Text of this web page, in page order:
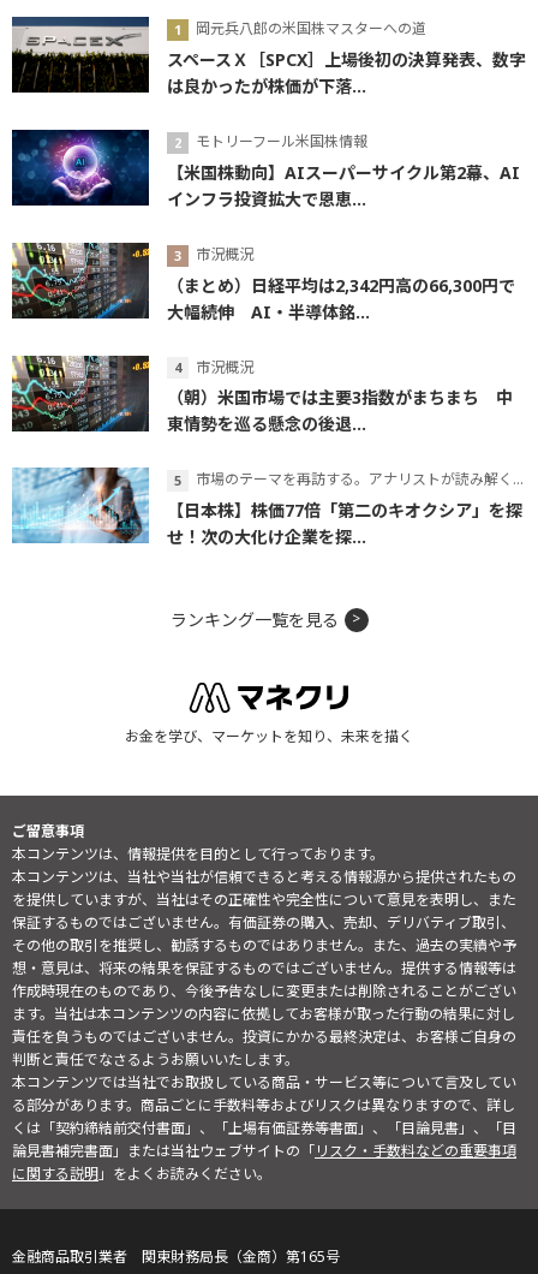
岡元兵八郎の米国株マスターへの道
スペースＸ［SPCX］上場後初の決算発表、数字
は良かったが株価が下落...
モトリーフール米国株情報
【米国株動向】AIスーパーサイクル第2幕、AI
インフラ投資拡大で恩恵...
市況概況
（まとめ）日経平均は2,342円高の66,300円で
大幅続伸 AI・半導体銘...
市況概況
（朝）米国市場では主要3指数がまちまち 中
東情勢を巡る懸念の後退...
市場のテーマを再訪する。アナリストが読み解くテーマの本質
【日本株】株価77倍「第二のキオクシア」を探
せ！次の大化け企業を探...
ランキング一覧を見る
お金を学び、マーケットを知り、未来を描く
ご留意事項
本コンテンツは、情報提供を目的として行っております。
本コンテンツは、当社や当社が信頼できると考える情報源から提供されたもの
を提供していますが、当社はその正確性や完全性について意見を表明し、また
保証するものではございません。有価証券の購入、売却、デリバティブ取引、
その他の取引を推奨し、勧誘するものではありません。また、過去の実績や予
想・意見は、将来の結果を保証するものではございません。提供する情報等は
作成時現在のものであり、今後予告なしに変更または削除されることがござい
ます。当社は本コンテンツの内容に依拠してお客様が取った行動の結果に対し
責任を負うものではございません。投資にかかる最終決定は、お客様ご自身の
判断と責任でなさるようお願いいたします。
本コンテンツでは当社でお取扱している商品・サービス等について言及してい
る部分があります。商品ごとに手数料等およびリスクは異なりますので、詳し
くは「契約締結前交付書面」、「上場有価証券等書面」、「目論見書」、「目
論見書補完書面」または当社ウェブサイトの「リスク・手数料などの重要事項
に関する説明」をよくお読みください。
金融商品取引業者 関東財務局長（金商）第165号